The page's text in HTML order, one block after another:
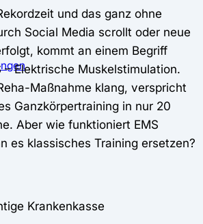
und das ganz ohne
Social Media scrollt oder neue
kommt an einem Begriff
– Elektrische Muskelstimulation.
Maßnahme klang, verspricht
Ganzkörpertraining in nur 20
Aber wie funktioniert EMS
es klassisches Training ersetzen?
Krankenkasse